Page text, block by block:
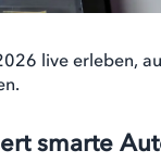
live erleben,
smarte